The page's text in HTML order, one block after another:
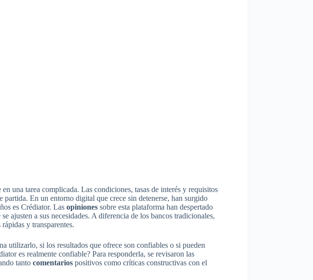
una tarea complicada. Las condiciones, tasas de interés y requisitos
partida. En un entorno digital que crece sin detenerse, han surgido
es Crédiator. Las opiniones sobre esta plataforma han despertado
se ajusten a sus necesidades. A diferencia de los bancos tradicionales,
y transparentes.
utilizarlo, si los resultados que ofrece son confiables o si pueden
es realmente confiable? Para responderla, se revisaron las
tanto comentarios positivos como críticas constructivas con el